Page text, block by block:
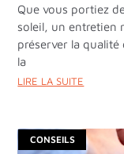
Que vous portiez
soleil, un entretien
préserver la
la
LIRE LA SUITE
CONSEILS